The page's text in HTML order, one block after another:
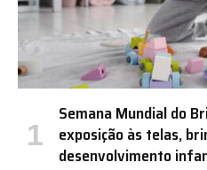
Semana Mundial do
exposição às telas,
desenvolvimento